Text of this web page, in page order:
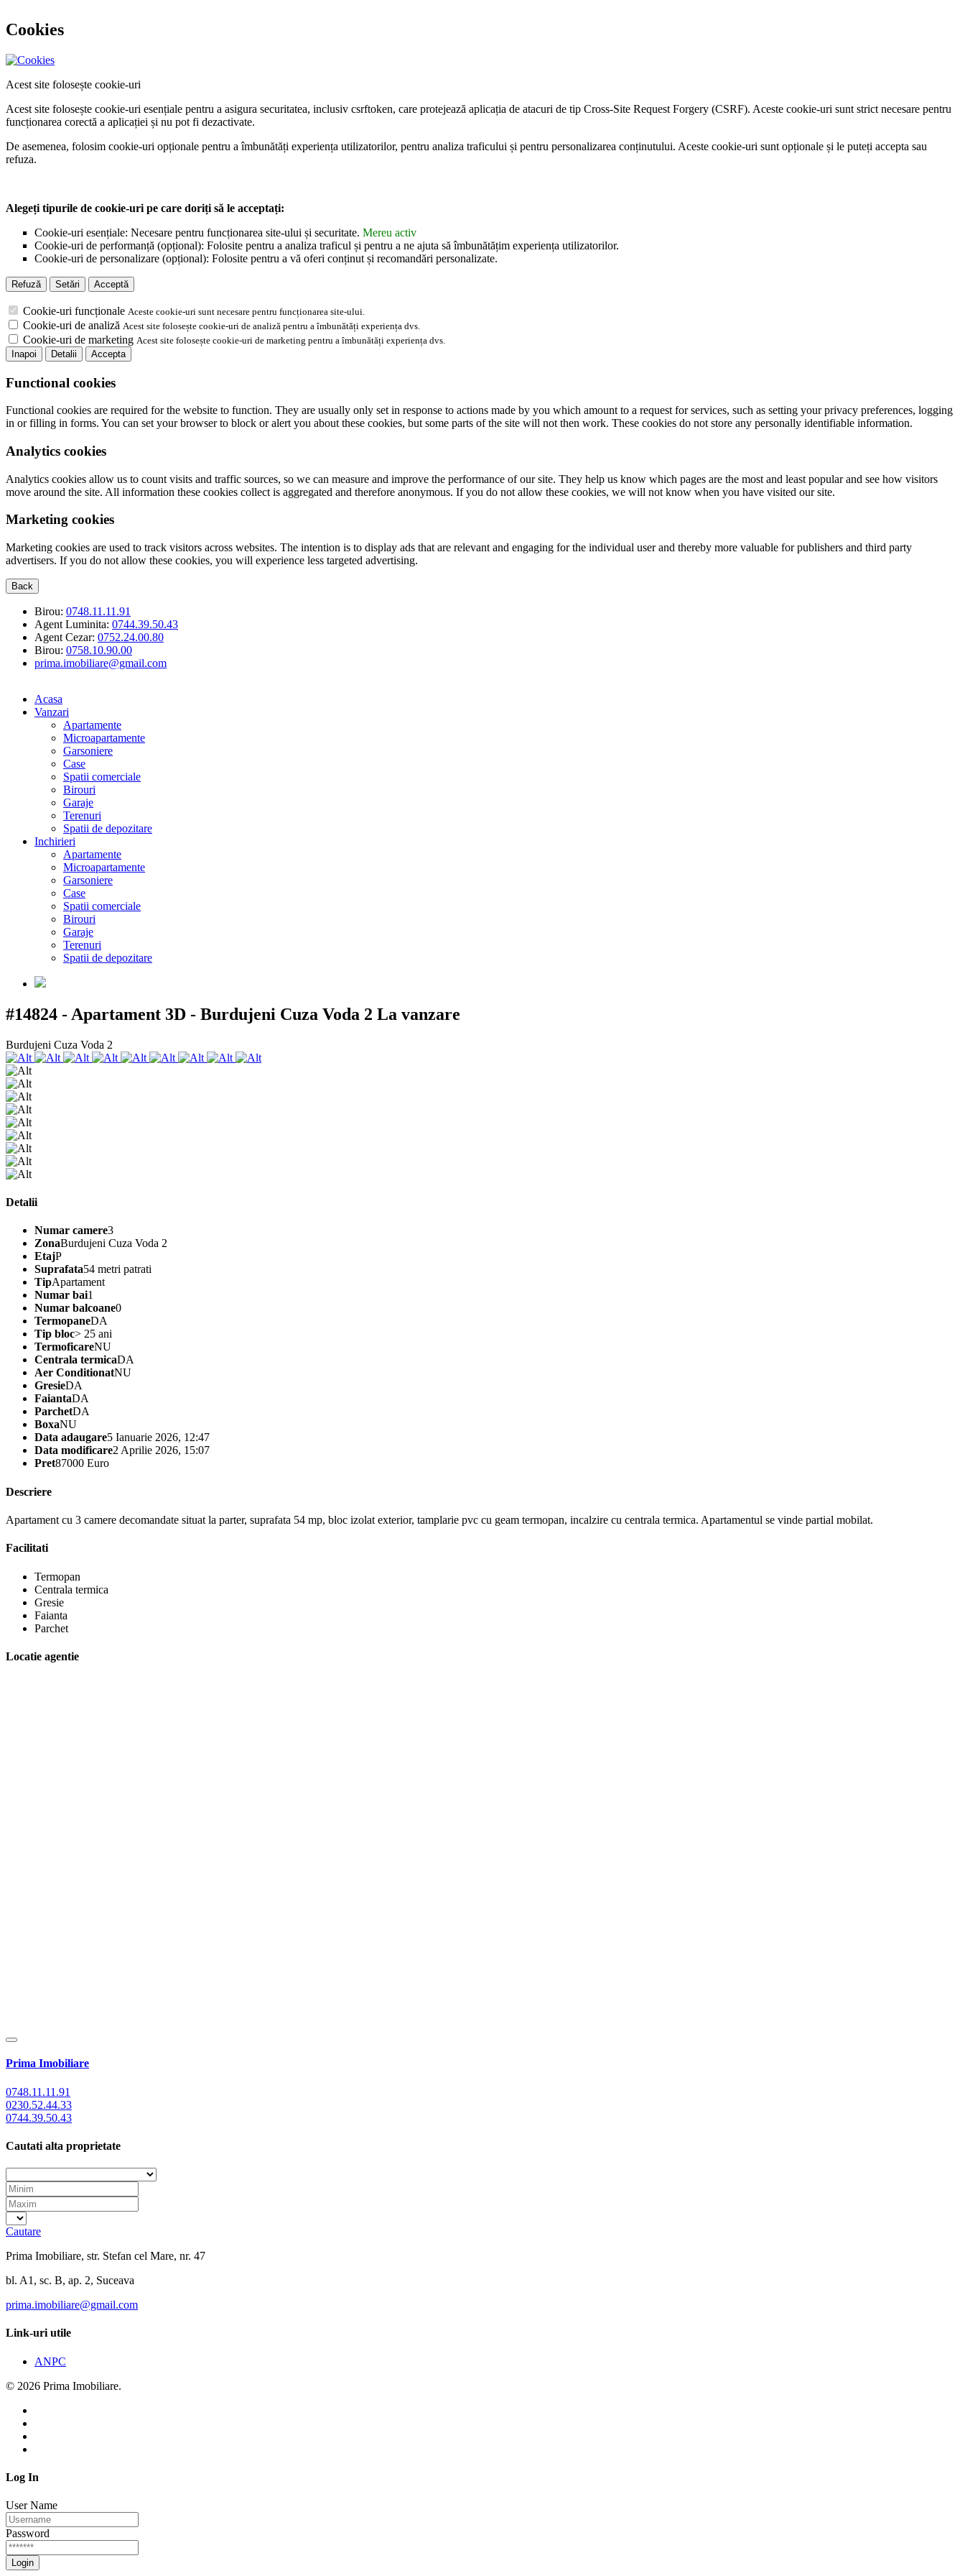
Cookies
Acest site folosește cookie-uri
Acest site folosește cookie-uri esențiale pentru a asigura securitatea, inclusiv csrftoken, care protejează aplicația de atacuri de tip Cross-Site Request Forgery (CSRF). Aceste cookie-uri sunt strict necesare pentru
funcționarea corectă a aplicației și nu pot fi dezactivate.
De asemenea, folosim cookie-uri opționale pentru a îmbunătăți experiența utilizatorilor, pentru analiza traficului și pentru personalizarea conținutului. Aceste cookie-uri sunt opționale și le puteți accepta sau
refuza.
Alegeți tipurile de cookie-uri pe care doriți să le acceptați:
Cookie-uri esențiale: Necesare pentru funcționarea site-ului și securitate. Mereu activ
Cookie-uri de performanță (opțional): Folosite pentru a analiza traficul și pentru a ne ajuta să îmbunătățim experiența utilizatorilor.
Cookie-uri de personalizare (opțional): Folosite pentru a vă oferi conținut și recomandări personalizate.
Refuză Setări Acceptă
Cookie-uri funcționale Aceste cookie-uri sunt necesare pentru funcționarea site-ului.
Cookie-uri de analiză Acest site folosește cookie-uri de analiză pentru a îmbunătăți experiența dvs.
Cookie-uri de marketing Acest site folosește cookie-uri de marketing pentru a îmbunătăți experiența dvs.
Inapoi
Detalii Accepta
Functional cookies
Functional cookies are required for the website to function. They are usually only set in response to actions made by you which amount to a request for services, such as setting your privacy preferences, logging
in or filling in forms. You can set your browser to block or alert you about these cookies, but some parts of the site will not then work. These cookies do not store any personally identifiable information.
Analytics cookies
Analytics cookies allow us to count visits and traffic sources, so we can measure and improve the performance of our site. They help us know which pages are the most and least popular and see how visitors
move around the site. All information these cookies collect is aggregated and therefore anonymous. If you do not allow these cookies, we will not know when you have visited our site.
Marketing cookies
Marketing cookies are used to track visitors across websites. The intention is to display ads that are relevant and engaging for the individual user and thereby more valuable for publishers and third party
advertisers. If you do not allow these cookies, you will experience less targeted advertising.
Back
Birou: 0748.11.11.91
Agent Luminita: 0744.39.50.43
Agent Cezar: 0752.24.00.80
Birou: 0758.10.90.00
prima.imobiliare@gmail.com
Acasa
Vanzari
Apartamente
Microapartamente
Garsoniere
Case
Spatii comerciale
Birouri
Garaje
Terenuri
Spatii de depozitare
Inchirieri
Apartamente
Microapartamente
Garsoniere
Case
Spatii comerciale
Birouri
Garaje
Terenuri
Spatii de depozitare
#14824 - Apartament 3D - Burdujeni Cuza Voda 2 La vanzare
Burdujeni Cuza Voda 2
Detalii
Numar camere3
ZonaBurdujeni Cuza Voda 2
EtajP
Suprafata54 metri patrati
TipApartament
Numar bai1
Numar balcoane0
TermopaneDA
Tip bloc> 25 ani
TermoficareNU
Centrala termicaDA
Aer ConditionatNU
GresieDA
FaiantaDA
ParchetDA
BoxaNU
Data adaugare5 Ianuarie 2026, 12:47
Data modificare2 Aprilie 2026, 15:07
Pret87000 Euro
Descriere
Apartament cu 3 camere decomandate situat la parter, suprafata 54 mp, bloc izolat exterior, tamplarie pvc cu geam termopan, incalzire cu centrala termica. Apartamentul se vinde partial mobilat.
Facilitati
Termopan
Centrala termica
Gresie
Faianta
Parchet
Locatie agentie
Prima Imobiliare
0748.11.11.91
0230.52.44.33
0744.39.50.43
Cautati alta proprietate
Cautare
Prima Imobiliare, str. Stefan cel Mare, nr. 47
bl. A1, sc. B, ap. 2, Suceava
prima.imobiliare@gmail.com
Link-uri utile
ANPC
© 2026 Prima Imobiliare.
Log In
User Name
Password
Login